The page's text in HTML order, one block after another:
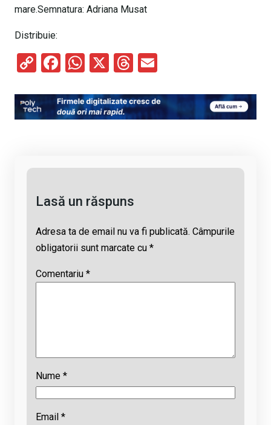
mare.Semnatura: Adriana Musat
Distribuie:
C
py
Li
F
ce
b
W
at
s
X
T
e
a
ail
Lasă un răspuns
Adresa ta de email nu va fi publicată. Câmpurile
obligatorii sunt marcate cu *
Comentariu *
Nume *
Email *